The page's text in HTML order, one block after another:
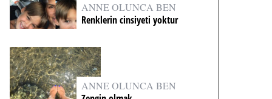
ANNE OLUNCA BEN
Renklerin cinsiyeti yoktur
ANNE OLUNCA BEN